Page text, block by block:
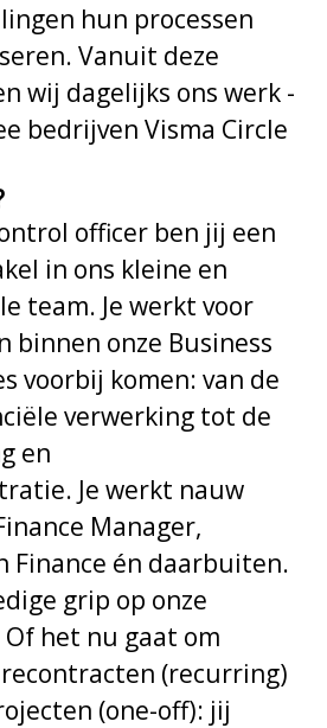
hun processen
Vanuit deze
wij dagelijks ons werk -
bedrijven Visma Circle
officer ben jij een
in ons kleine en
team. Je werkt voor
binnen onze Business
voorbij komen: van de
verwerking tot de
en
Je werkt nauw
Manager,
Finance én daarbuiten.
grip op onze
het nu gaat om
(recurring)
(one-off): jij